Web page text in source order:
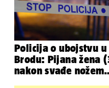
Policija o ubojstvu u
Brodu: Pijana žena
nakon svađe nožem